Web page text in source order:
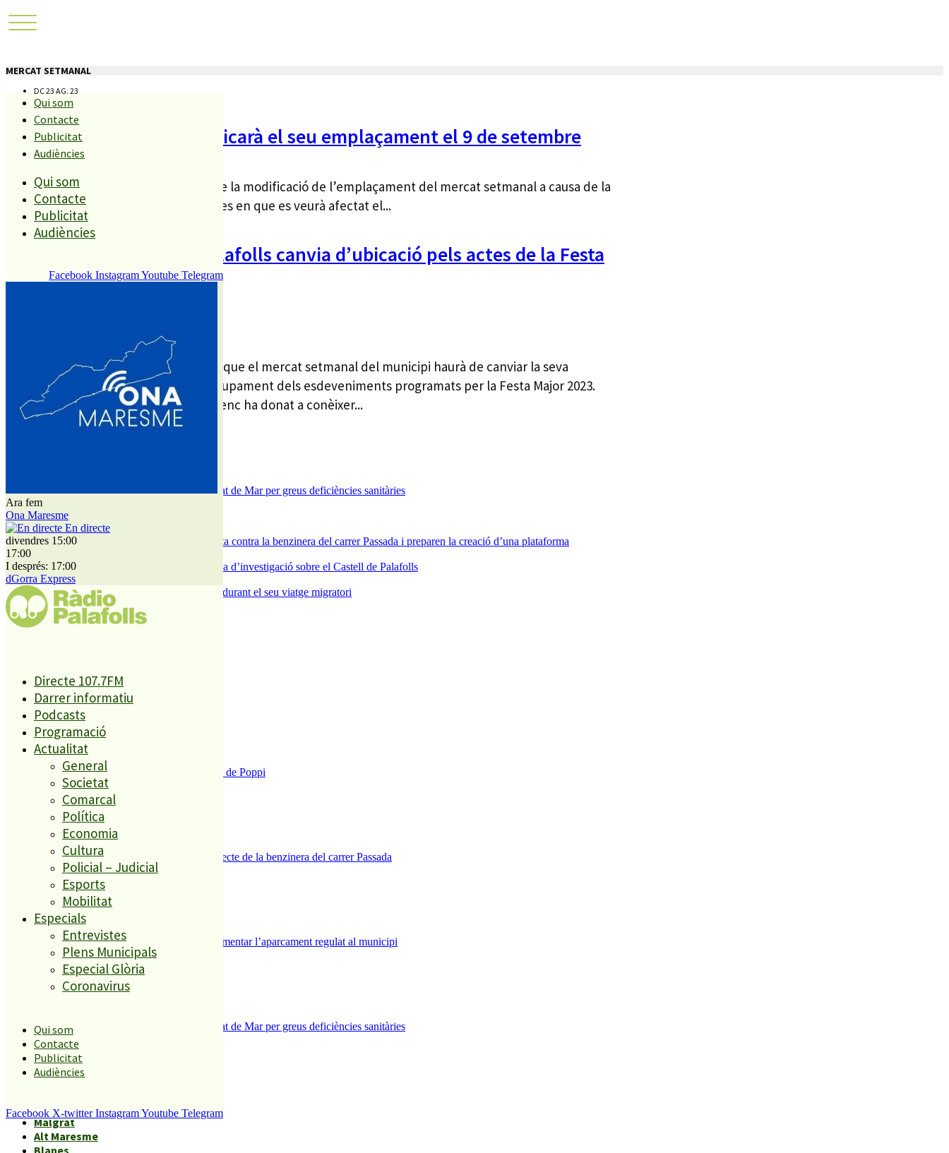
Qui som
Contacte
Publicitat
Audiències
Qui som
Contacte
Publicitat
Audiències
Facebook InstagramYoutube Telegram
Ara fem
Ona Maresme
En directe
divendres 15:00
17:00
I després: 17:00
dGorra Express
Directe 107.7FM
Darrer informatiu
Podcasts
Programació
Actualitat
General
Societat
Comarcal
Política
Economia
Cultura
Policial – Judicial
Esports
Mobilitat
Especials
Entrevistes
Plens Municipals
Especial Glòria
Coronavirus
Qui som
Contacte
Publicitat
Audiències
Facebook X-twitter InstagramYoutube Telegram
MERCAT SETMANAL
DC 23 AG. 23
El mercat setmanal modificarà el seu emplaçament el 9 de setembre
Fa uns dies, l’Ajuntament informava de la modificació de l’emplaçament del mercat setmanal a causa de la
Festa Major. Ara, però, canvien les dates en que es veurà afectat el...
El mercat setmanal de Palafolls canvia d’ubicació pels actes de la Festa
Major
L’Ajuntament de Palafolls ha anunciat que el mercat setmanal del municipi haurà de canviar la seva
ubicació habitual a causa del desenvolupament dels esdeveniments programats per la Festa Major 2023.
En aquest sentit, el consistori palafollenc ha donat a conèixer...
Tanquen un local de menjar ràpid a Malgrat de Mar per greus deficiències sanitàries
2
ESPORTS CAP DE SETMANA
3
Els veïns de Palafolls refermen la seva lluita contra la benzinera del carrer Passada i preparen la creació d’una plataforma
Un historiador local guanya la primera beca d’investigació sobre el Castell de Palafolls
5
Un grup de cigonyes fa parada a Palafolls durant el seu viatge migratori
ESPORTS CAP DE SETMANA
2
Enxampat l’autor de les pintades a la plaça de Poppi
Es presenten 17 al·legacions contra el projecte de la benzinera del carrer Passada
Malgrat de Mar inicia els tràmits per implementar l’aparcament regulat al municipi
Tanquen un local de menjar ràpid a Malgrat de Mar per greus deficiències sanitàries
Àmbits geogràfics
Malgrat
Alt Maresme
Blanes